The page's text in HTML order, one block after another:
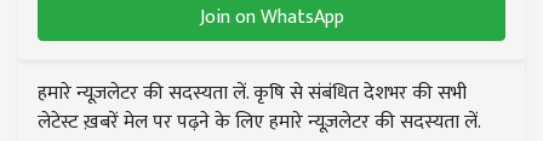
Join on WhatsApp
हमारे न्यूज़लेटर की सदस्यता लें. कृषि से संबंधित देशभर की सभी
लेटेस्ट ख़बरें मेल पर पढ़ने के लिए हमारे न्यूज़लेटर की सदस्यता लें.